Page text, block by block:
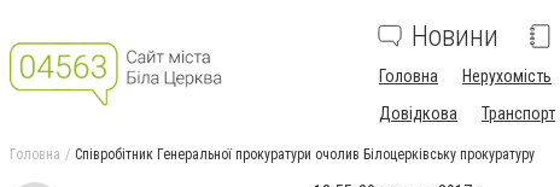
Новини
Головна Нерухомість
Довідкова
Транспорт
Головна Співробітник Генеральної прокуратури очолив Білоцерківську прокуратуру